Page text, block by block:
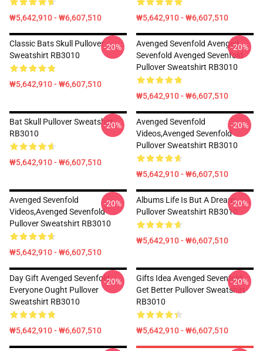
₩5,642,910 - ₩6,607,510 ₩5,642,910 - ₩6,607,510
Classic Bats Skull Pullover
Sweatshirt RB3010
₩5,642,910 - ₩6,607,510
-20%
Avenged Sevenfold Avenged
Sevenfold Avenged Sevenfold
Pullover Sweatshirt RB3010
₩5,642,910 - ₩6,607,510
-20%
Bat Skull Pullover Sweatshirt
RB3010
₩5,642,910 - ₩6,607,510
-20%
Avenged Sevenfold
Videos,avenged Sevenfold
Pullover Sweatshirt RB3010
₩5,642,910 - ₩6,607,510
-20%
Avenged Sevenfold
Videos,avenged Sevenfold
Pullover Sweatshirt RB3010
₩5,642,910 - ₩6,607,510
-20%
Albums Life Is But A Dream
Pullover Sweatshirt RB3010
₩5,642,910 - ₩6,607,510
-20%
Day Gift Avenged Sevenfold
Everyone Ought Pullover
Sweatshirt RB3010
₩5,642,910 - ₩6,607,510
-20%
Gifts Idea Avenged Sevenfold
Get Better Pullover Sweatshirt
RB3010
₩5,642,910 - ₩6,607,510
-20%